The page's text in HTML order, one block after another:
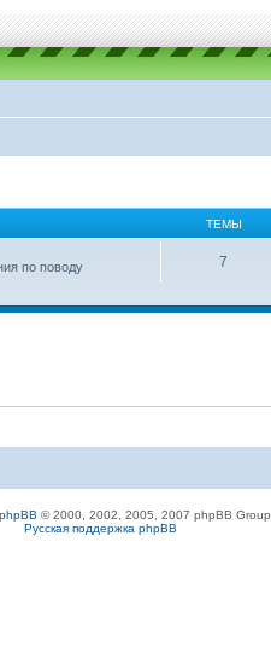
ТЕМЫ
по поводу
7
phpBB © 2000, 2002, 2005, 2007 phpBB Group
Русская поддержка phpBB